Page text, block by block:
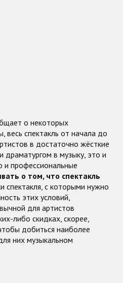
о некоторых
спектакль от начала до
в достаточно жёсткие
в музыку, это и
и профессиональные
о том, что спектакль
спектакля, с которыми нужно
этих условий,
для артистов
либо скидках, скорее,
добиться наиболее
них музыкальном